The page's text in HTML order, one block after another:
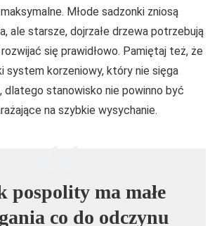
Młode sadzonki zniosą
ale starsze, dojrzałe drzewa potrzebują
się prawidłowo. Pamiętaj też, że
system korzeniowy, który nie sięga
dlatego stanowisko nie powinno być
na szybkie wysychanie.
pospolity ma małe
co do odczynu